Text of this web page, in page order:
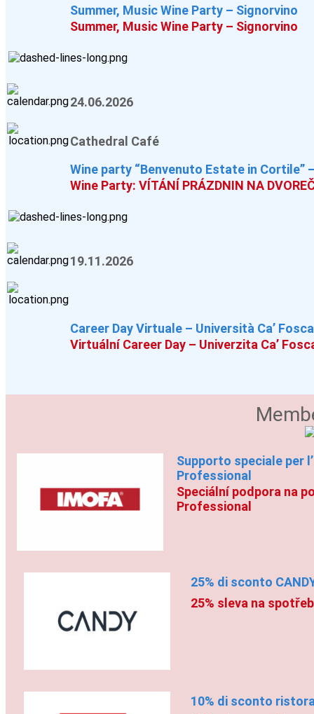
Summer, Music Wine Party – Signorvino
Summer, Music Wine Party – Signorvino
24.06.2026
Cathedral Café
Wine party “Benvenuto Estate in Cortile”
Wine Party: VÍTÁNÍ PRÁZDNIN NA
19.11.2026
Career Day Virtuale – Università Ca’
Virtuální Career Day – Univerzita Ca’
Supporto speciale per
Professional
Speciální podpora na
Professional
25% di sconto
25% sleva na
10% di sconto